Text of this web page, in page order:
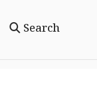
Search